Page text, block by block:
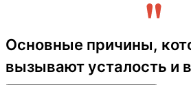
Основные причины,
вызывают усталость и